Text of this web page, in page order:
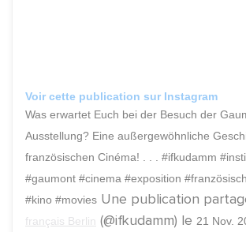
Voir cette publication sur Instagram
Was erwartet Euch bei der Besuch der
Ausstellung? Eine außergewöhnliche
französischen Cinéma! . . . #ifkudamm
#gaumont #cinema #exposition
#kino #movies Une publication
français Berlin (@ifkudamm) le 21 Nov.